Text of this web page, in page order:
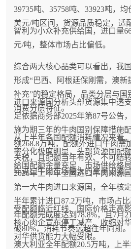
39735吨、35758吨、33923吨，均
美元/吨区间，货源品质稳定，适
智利为小众补充供给国，进口量
元/吨，整体市场占比偏低。
综合两大核心品类可以看出，我
形成“巴西、阿根廷保刚需，澳新
补充”的稳定格局，品类分层与国
消费分层特征。
进口来源国分析头部货源集中透
足依据商务部2025年第87号公告
施为期三年的牛肉国别保障措施
额268.8万吨，配额外进口牛肉需
关税，且配额当年有效、不可结
年进口牛肉市场最大的变量因素。
从上半年各国配额消耗情况来看
率分化极度明显，头部货源国配
给国配额余量充足，市场供给格
2026年上半年全国进口牛肉来源
第一大牛肉进口来源国，全年核
半年累计进口87.2万吨，市场占
年配额完成度达到78.8%，且7月
破80%，消耗节奏远超往年同期。
受配额临近红线、国际价格走高
核心肉企宣布停工减产、收缩对
对华供货能力大幅受限。
澳大利亚全年配额20.5万吨，上